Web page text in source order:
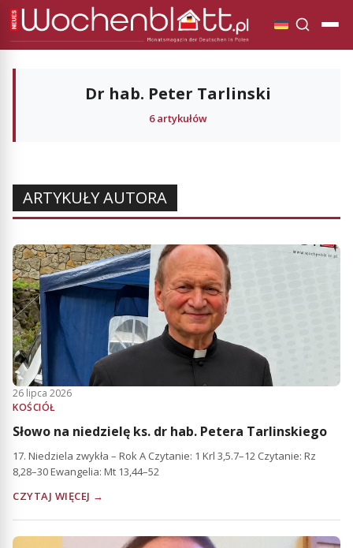
Dr hab. Peter Tarlinski
6 artykułów
ARTYKUŁY AUTORA
26 lipca 2026
KOŚCIÓŁ
Słowo na niedzielę ks. dr hab. Petera Tarlinskiego
17. Niedziela zwykła – Rok A Czytanie: 1 Krl 3,5.7–12 Czytanie: Rz
8,28–30 Ewangelia: Mt 13,44–52
CZYTAJ WIĘCEJ →